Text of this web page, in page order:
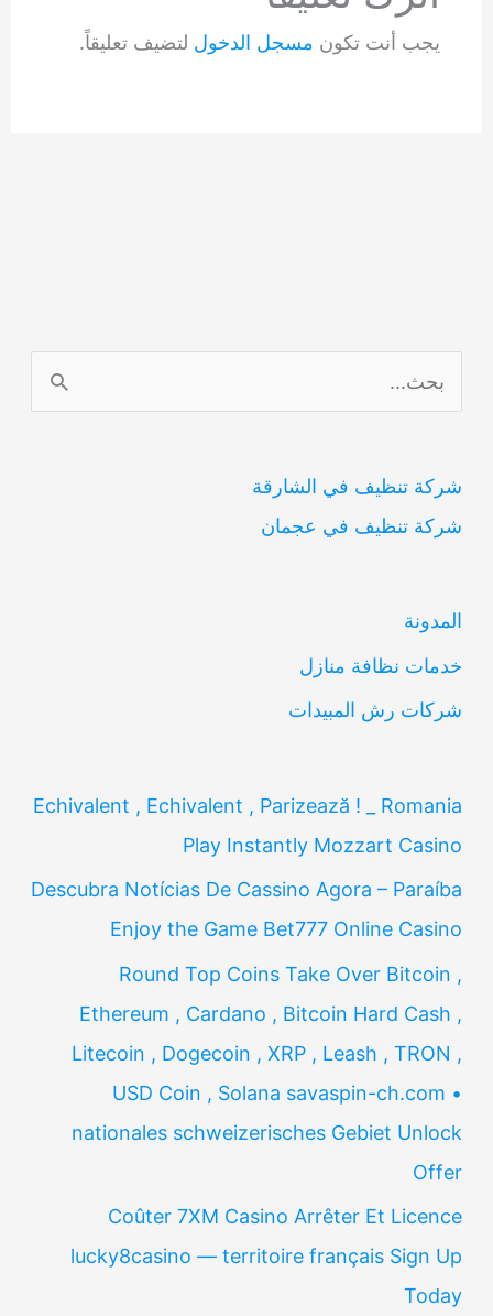
يجب أنت تكون مسجل الدخول لتضيف تعليقاً.
ل
ح
ث
ن
شركة تنظيف في الشارقة
شركة تنظيف في عجمان
المدونة
خدمات نظافة منازل
شركات رش المبيدات
Echivalent , Echivalent , Parizează ! _ Romania
Play Instantly Mozzart Casino
Descubra Notícias De Cassino Agora – Paraíba
Enjoy the Game Bet777 Online Casino
Round Top Coins Take Over Bitcoin ,
Ethereum , Cardano , Bitcoin Hard Cash ,
Litecoin , Dogecoin , XRP , Leash , TRON ,
USD Coin , Solana savaspin-ch.com •
nationales schweizerisches Gebiet Unlock
Offer
Coûter 7XM Casino Arrêter Et Licence
lucky8casino — territoire français Sign Up
Today